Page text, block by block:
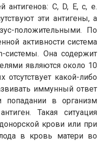
антигенов: C, D, E, c, e.
эти антигены, а
положительными. По
активности система
системы. Она содержит
являются около 10
какой-либо
иммунный ответ
попадании в организм
Такая ситуация
крови или при
в кровь матери во